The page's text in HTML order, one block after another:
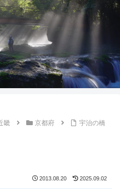
畿 京都府
宇治の橋
2013.08.20 2025.09.02